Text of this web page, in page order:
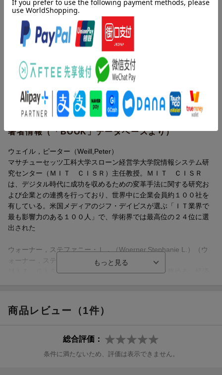
1.サプライヤー:他の企業を通じて販売する生産者(例:代理店経由
の保険会社、小売店経由の家電メーカー、ブローカー経由の投資
信託)
2.オムニチャネル:ライフイベントに対応するための、製品やチャ
ネルを越えた顧客体験を創り出す統合されたバリューチェーン(例:
銀行、小売、エネルギー企業)
3.モジュラープロデューサー:プラグ・アンド・プレイの製品やサ
ービスのプロバイダー(例:ペイパル、カベッジ)
4.エコシステムドライバー:エコシステムの統括者。企業、デバイ
ス、顧客の協調的ネットワークを形成して、参加者すべてに対し
くの顧客が目指す場所であり、補完的サービスや、時にはライバ
アマゾン、フィデリティ、ウィーチャット)
■エトナ、アマゾン、BBVA、オーストラリア・コモンウェルス銀
行(CBA)、DBS銀行、ダンキンドーナツ、フィデリティ、ガランテ
ィ銀行、ジョンソン・エンド・ジョンソン、ペイパル、P&G、シ
ュナイダーエレクトリック、USAA、ウールワースなどDXの成功
事例を多数紹介。
序 章 次世代企業の構築
第1章 デジタル化がもたらす脅威と事業機会とは何か
第2章 あなたの会社の未来にふさわしいデジタル・ビジネスモデ
第3章 デジタル競争優位を生み出すものは何か
第5章 あなたの会社には自社を改革する能力があるか
目次（「BOOK」データベースより）
序章 次世代企業の構築／第１章 デジタル化がもたらす脅威と
事業機会とは何か／第２章 あなたの会社の未来にふさわしいデ
ジタル・ビジネスモデルはどれか／第３章 デジタル競争優位を
生み出すものは何か／第４章 モバイルやＩｏＴを使ってどのよ
うにつながるか／第５章 あなたの会社には自社を改革する能力
があるか／第６章 あなたの会社に変革を起こすリーダーシップ
はあるか／終章 本書を振り返っての整理
著者情報（「BOOK」データベースより）
ウェイル，ピーター（Weill,Peter）
マサチューセッツ工科大学スローン経営学大学院情報システム研
究センター（ＭＩＴ ＣＩＳＲ）主任教授。ＭＩＴ ＣＩＳＲ
は、デジタル時代に成功を収めるための変革手法に関する研究お
よび企業との連携を行っており、世界中に企業会員約１００社を
有している。米国メディアのジフ・デイビスが選ぶ「ＩＴ業界で
最も影響力のある１００人」で、学術界では最高位の２４位に選
出された
ウォーナー，ステファニー・Ｌ．（Woerner,Stephanie L.）（ウ
ォーナー，ステファニーＬ．）
ＭＩＴ ＣＩＳＲのリサーチ・サイエンティストを務める。経済
学のＰｈ．Ｄ．を取得（本データはこの書籍が刊行された当時に
掲載されていたものです）
商品レビュー（1件）
総合評価：
条件に満たないため、評価は表示できません。